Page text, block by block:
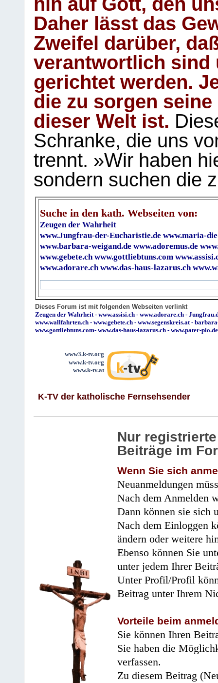
Daher lässt das
Zweifel darüber,
verantwortlich sind
gerichtet werden.
die zu sorgen
dieser Welt ist.
Schranke, die uns
trennt. »Wir haben
sondern suchen die
Suche in den kath. Webseiten von:
Zeugen der Wahrheit
www.Jungfrau-der-Eucharistie.de www.maria-
www.barbara-weigand.de www.adoremus.de
www.gebete.ch www.gottliebtuns.com
www.adorare.ch www.das-haus-lazarus.ch
Dieses Forum ist mit folgenden Webseiten verlinkt
Zeugen der Wahrheit- www.assisi.ch - www.adorare.ch -
www.wallfahrten.ch - www.gebete.ch - www.segenskreis.at-
www.gottliebtuns.com- www.das-haus-lazarus.ch - www.pater-pio.de
www3.k-tv.org
www.k-tv.org
www.k-tv.at
K-TV der katholische Fernsehsender
Nur
Beiträge im
Wenn Sie sich
Neuanmeldungen
Nach dem Anmelden
Dann können sie sich
Nach dem Einloggen
ändern oder weitere
Ebenso können Sie
unter jedem Ihrer
Unter Profil/Profil
Beitrag unter Ihrem
Vorteile beim
Sie können Ihren
Sie haben die
verfassen.
Zu diesem Beitrag